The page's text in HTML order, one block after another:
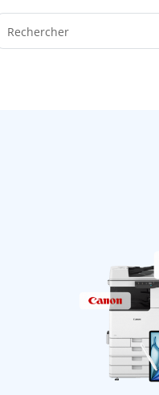
Rechercher